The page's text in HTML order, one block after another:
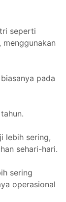
seperti
pada
lebih sering,
sehari-hari.
sering
operasional